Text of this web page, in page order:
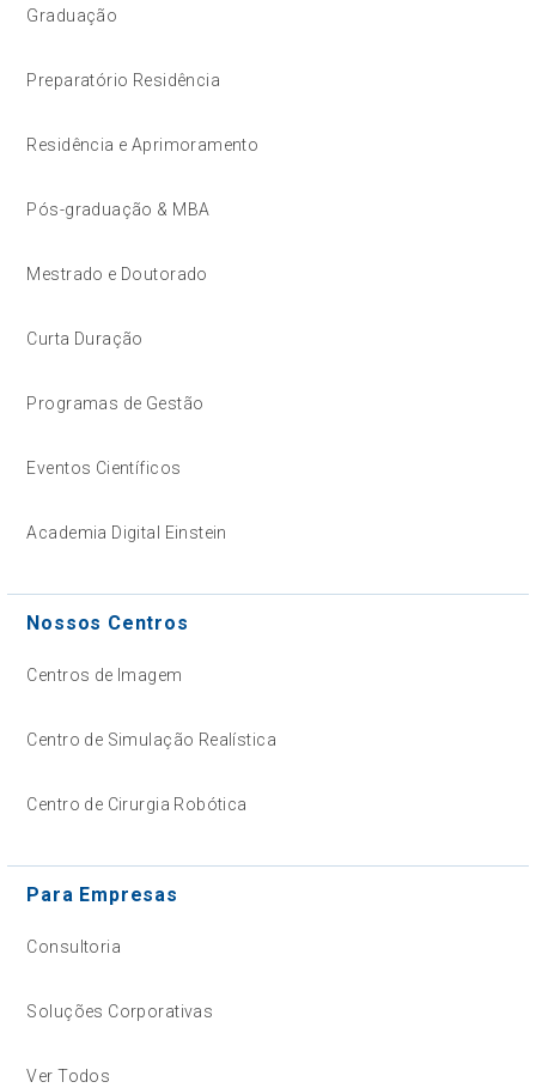
Graduação
Preparatório Residência
Residência e Aprimoramento
Pós-graduação & MBA
Mestrado e Doutorado
Curta Duração
Programas de Gestão
Eventos Científicos
Academia Digital Einstein
Nossos Centros
Centros de Imagem
Centro de Simulação Realística
Centro de Cirurgia Robótica
Para Empresas
Consultoria
Soluções Corporativas
Ver Todos